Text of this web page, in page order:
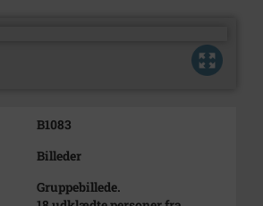
B1083
Billeder
Gruppebillede.